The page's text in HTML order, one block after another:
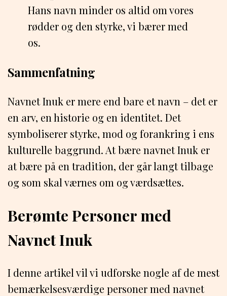
Hans navn minder os altid om vores
rødder og den styrke, vi bærer med
os.
Sammenfatning
Navnet Inuk er mere end bare et navn – det er
en arv, en historie og en identitet. Det
symboliserer styrke, mod og forankring i ens
kulturelle baggrund. At bære navnet Inuk er
at bære på en tradition, der går langt tilbage
og som skal værnes om og værdsættes.
Berømte Personer med
Navnet Inuk
I denne artikel vil vi udforske nogle af de mest
bemærkelsesværdige personer med navnet